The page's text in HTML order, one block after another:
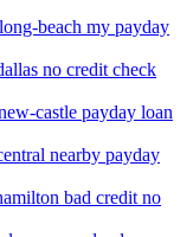
beach my payday
no credit check
castle payday loan
nearby payday
bad credit no